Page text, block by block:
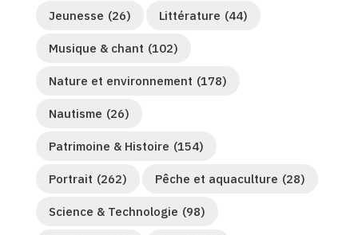
Jeunesse (26) Littérature (44)
Musique & chant (102)
Nature et environnement (178)
Nautisme (26)
Patrimoine & Histoire (154)
Portrait (262) Pêche et aquaculture (28)
Science & Technologie (98)